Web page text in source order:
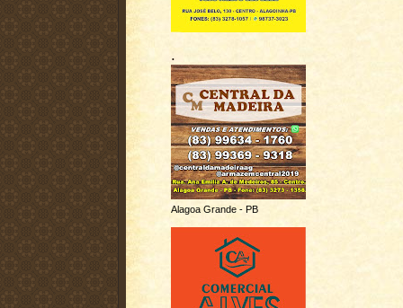
.
Alagoa Grande - PB